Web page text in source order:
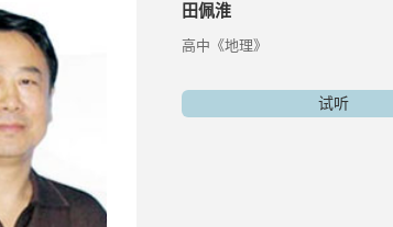
田佩淮
高中《地理》
试听